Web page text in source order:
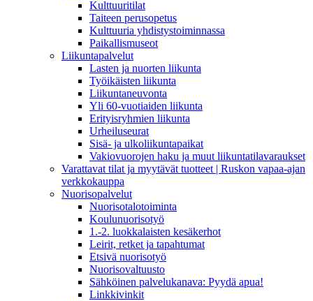
Kulttuuritilat
Taiteen perusopetus
Kulttuuria yhdistystoiminnassa
Paikallismuseot
Liikuntapalvelut
Lasten ja nuorten liikunta
Työikäisten liikunta
Liikuntaneuvonta
Yli 60-vuotiaiden liikunta
Erityisryhmien liikunta
Urheiluseurat
Sisä- ja ulkoliikuntapaikat
Vakiovuorojen haku ja muut liikuntatilavaraukset
Varattavat tilat ja myytävät tuotteet | Ruskon vapaa-ajan
verkkokauppa
Nuorisopalvelut
Nuorisotalotoiminta
Koulunuorisotyö
1.-2. luokkalaisten kesäkerhot
Leirit, retket ja tapahtumat
Etsivä nuorisotyö
Nuorisovaltuusto
Sähköinen palvelukanava: Pyydä apua!
Linkkivinkit